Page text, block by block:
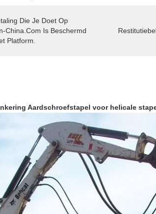
Die Je Doet Op
China.com Is Beschermd
Platform.
Aardschroefstapel voor helicale